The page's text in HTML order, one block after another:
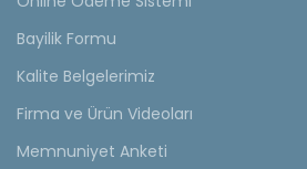
Bayilik Formu
Kalite Belgelerimiz
Firma ve Ürün Videoları
Memnuniyet Anketi